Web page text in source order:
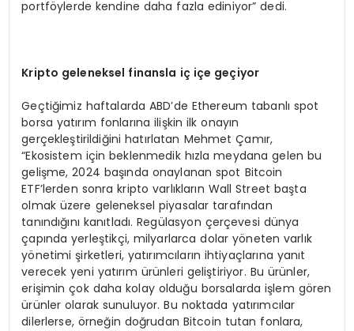
portföylerde kendine daha fazla ediniyor” dedi.
Kripto geleneksel finansla iç içe geçiyor
Geçtiğimiz haftalarda ABD’de Ethereum tabanlı spot
borsa yatırım fonlarına ilişkin ilk onayın
gerçekleştirildiğini hatırlatan Mehmet Çamır,
“Ekosistem için beklenmedik hızla meydana gelen bu
gelişme, 2024 başında onaylanan spot Bitcoin
ETF’lerden sonra kripto varlıkların Wall Street başta
olmak üzere geleneksel piyasalar tarafından
tanındığını kanıtladı. Regülasyon çerçevesi dünya
çapında yerleştikçi, milyarlarca dolar yöneten varlık
yönetimi şirketleri, yatırımcıların ihtiyaçlarına yanıt
verecek yeni yatırım ürünleri geliştiriyor. Bu ürünler,
erişimin çok daha kolay olduğu borsalarda işlem gören
ürünler olarak sunuluyor. Bu noktada yatırımcılar
dilerlerse, örneğin doğrudan Bitcoin tutan fonlara,